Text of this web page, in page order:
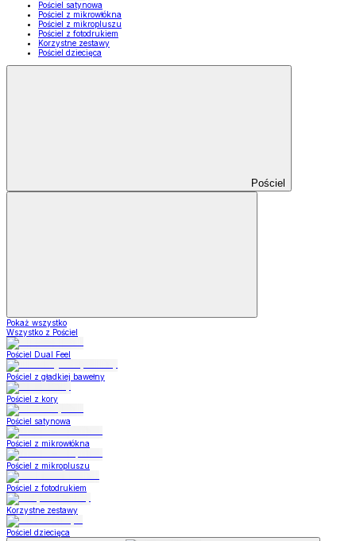
Pościel satynowa
Pościel z mikrowłókna
Pościel z mikropluszu
Pościel z fotodrukiem
Korzystne zestawy
Pościel dziecięca
Pościel
Pokaż wszystko
Wszystko z Pościel
Pościel Dual Feel
Pościel z gładkiej bawełny
Pościel z kory
Pościel satynowa
Pościel z mikrowłókna
Pościel z mikropluszu
Pościel z fotodrukiem
Korzystne zestawy
Pościel dziecięca